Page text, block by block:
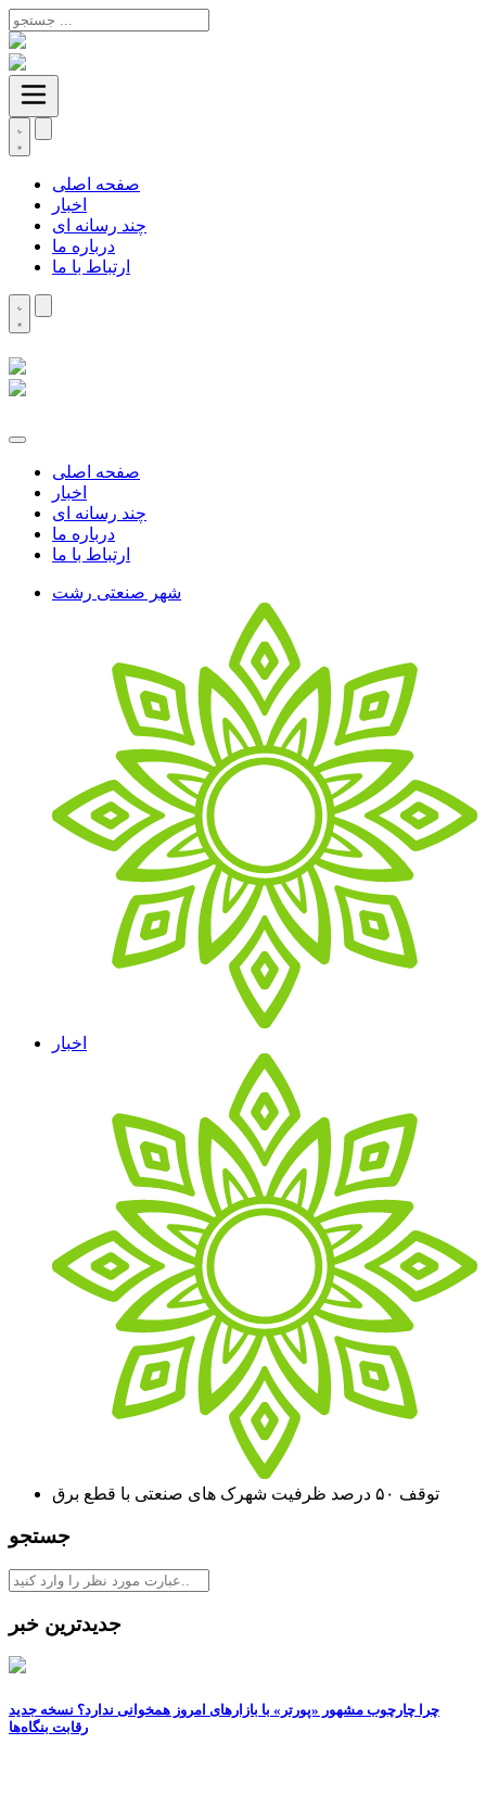
صفحه اصلی
اخبار
چند رسانه ای
درباره ما
ارتباط با ما
صفحه اصلی
اخبار
چند رسانه ای
درباره ما
ارتباط با ما
شهر صنعتی رشت
اخبار
توقف ۵۰ درصد ظرفیت شهرک های صنعتی با قطع برق
جستجو
جدیدترین خبر
چرا چارچوب مشهور «پورتر» با بازارهای امروز همخوانی ندارد؟ نسخه جدید
رقابت‌ بنگاه‌ها